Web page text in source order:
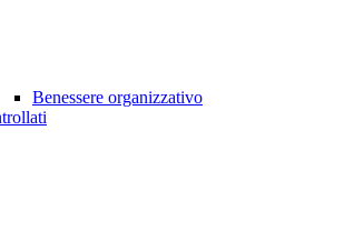
Benessere organizzativo